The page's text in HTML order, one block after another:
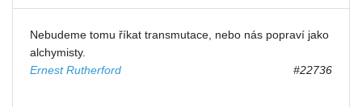
Nebudeme tomu říkat transmutace, nebo nás popraví jako
alchymisty.
Ernest Rutherford
#22736